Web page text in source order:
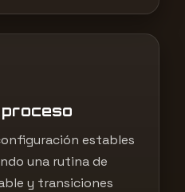
estables
una rutina de
y transiciones